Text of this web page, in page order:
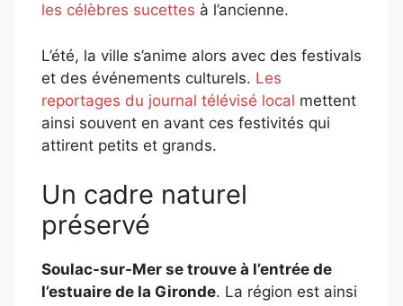
les célèbres sucettes à l’ancienne.
L’été, la ville s’anime alors avec des festivals
et des événements culturels. Les
reportages du journal télévisé local mettent
ainsi souvent en avant ces festivités qui
attirent petits et grands.
Un cadre naturel
préservé
Soulac-sur-Mer se trouve à l’entrée de
l’estuaire de la Gironde. La région est ainsi